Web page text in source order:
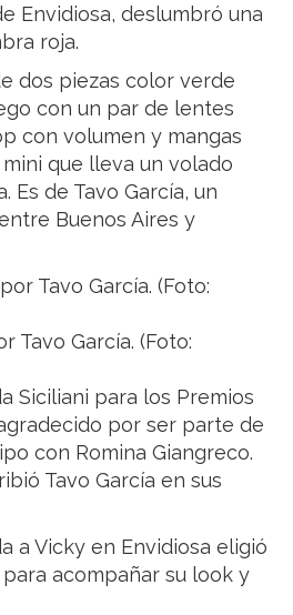
Envidiosa, deslumbró una
roja.
dos piezas color verde
con un par de lentes
con volumen y mangas
que lleva un volado
Es de Tavo García, un
Buenos Aires y
Tavo García. (Foto:
Siciliani para los Premios
por ser parte de
con Romina Giangreco.
Tavo García en sus
a Vicky en Envidiosa eligió
acompañar su look y